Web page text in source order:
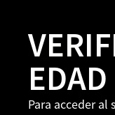
EDAD
Para acceder